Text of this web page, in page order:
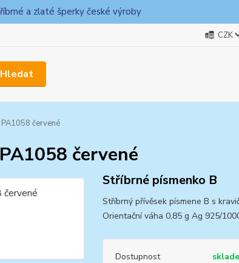
a zlaté šperky české výroby
CZK
Hledat
červené
červené
Stříbrné písmenko B
Stříbrný přívěsek písmene B s
Orientační váha 0,85 g Ag 925/
Dostupnost